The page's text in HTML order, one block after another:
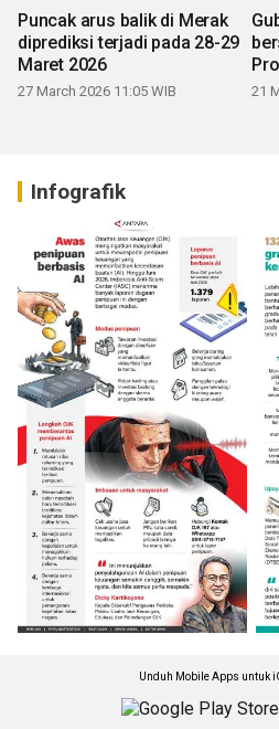
Puncak arus balik di Merak
diprediksi terjadi pada 28-29
Maret 2026
27 March 2026 11:05 WIB 21
Infografik
Unduh Mobile Apps untuk